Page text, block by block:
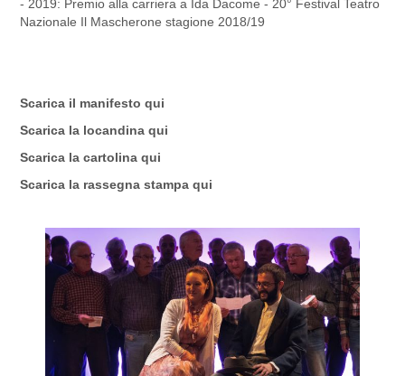
- 2019: Premio alla carriera a Ida Dacome - 20° Festival Teatro
Nazionale Il Mascherone stagione 2018/19
Scarica il manifesto qui
Scarica la locandina qui
Scarica la cartolina qui
Scarica la rassegna stampa qui